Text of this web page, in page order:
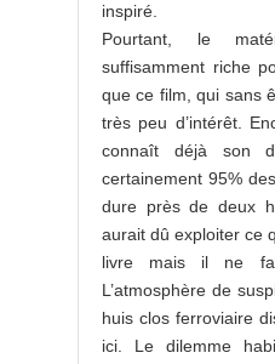
inspiré.
Pourtant, le
suffisamment riche
que ce film, qui sans
très peu d’intérêt.
connaît déjà son
certainement 95%
dure près de deux
aurait dû exploiter ce
livre mais il ne
L’atmosphère de
huis clos ferroviaire
ici. Le dilemme